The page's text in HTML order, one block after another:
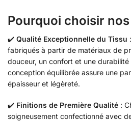
Pourquoi choisir
✔️ Qualité Exceptionnelle du Tissu
fabriqués à partir de matériaux de
douceur, un confort et une
conception équilibrée assure une
épaisseur et légèreté.
✔️ Finitions de Première Qualité :
soigneusement confectionné avec